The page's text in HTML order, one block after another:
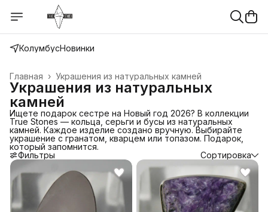
КолумбусНовинки
Украшения из натуральных камней
Главная ›
Украшения из натуральных
камней
Ищете подарок сестре на Новый год 2026? В коллекции
True Stones — кольца, серьги и бусы из натуральных
камней. Каждое изделие создано вручную. Выбирайте
украшение с гранатом, кварцем или топазом. Подарок,
который запомнится.
Фильтры
Сортировка